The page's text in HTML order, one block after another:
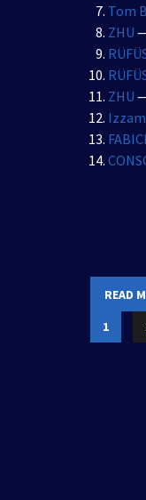
Tom
ZHU
ZHU
READ
1